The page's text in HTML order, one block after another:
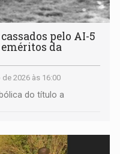
pelo AI-5
da
2026 às 16:00
do título a